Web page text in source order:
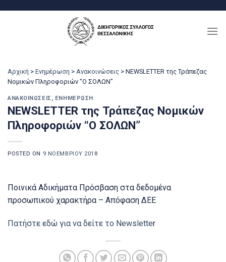
Αρχική > Ενημέρωση > Ανακοινώσεις > NEWSLETTER της Τράπεζας
Νομικών Πληροφοριών “Ο ΣΟΛΩΝ”
ΑΝΑΚΟΙΝΏΣΕΙΣ , ΕΝΗΜΈΡΩΣΗ
NEWSLETTER της Τράπεζας Νομικών
Πληροφοριών “Ο ΣΟΛΩΝ”
POSTED ON 9 ΝΟΕΜΒΡΊΟΥ 2018
Ποινικά Αδικήματα Πρόσβαση στα δεδομένα
προσωπικού χαρακτήρα – Απόφαση ΔΕΕ
Πατήστε εδώ για να δείτε το Newsletter